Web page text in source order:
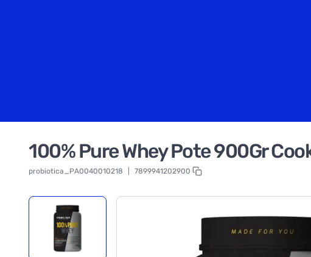
100% Pure Whey Pote 900Gr
probiotica_PA0040010218 7899941202900